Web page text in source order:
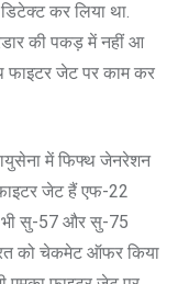
कर लिया था.
की पकड़ में नहीं आ
फाइटर जेट पर काम कर
में फिफ्थ जेनरेशन
जेट हैं एफ-22
सु-57 और सु-75
को चेकमेट ऑफर किया